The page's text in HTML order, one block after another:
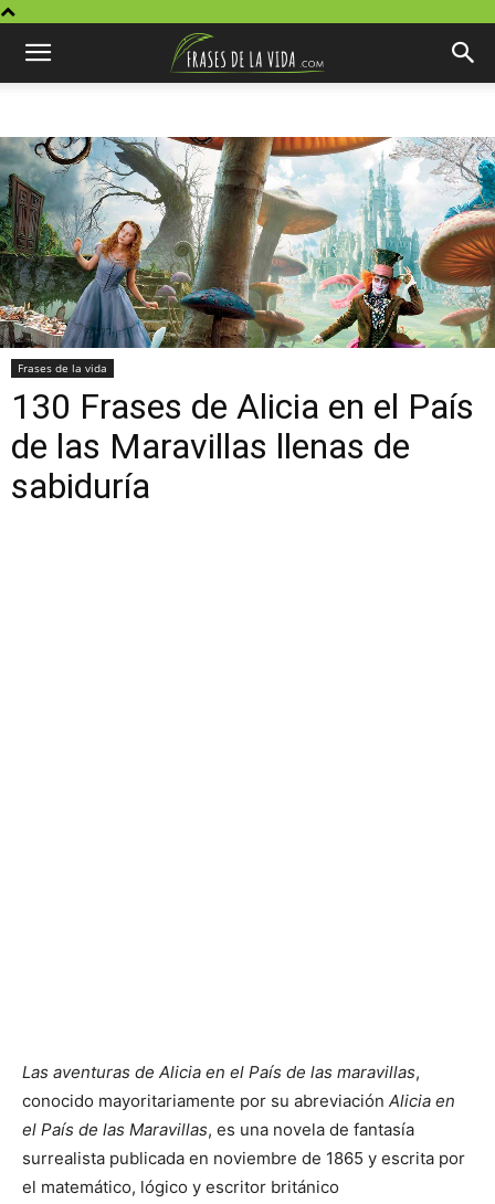
Frases de la vida
130 Frases de Alicia en el País
de las Maravillas llenas de
sabiduría
Las aventuras de Alicia en el País de las maravillas,
conocido mayoritariamente por su abreviación Alicia en
el País de las Maravillas, es una novela de fantasía
surrealista publicada en noviembre de 1865 y escrita por
el matemático, lógico y escritor británico